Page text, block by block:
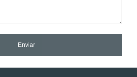
Enviar